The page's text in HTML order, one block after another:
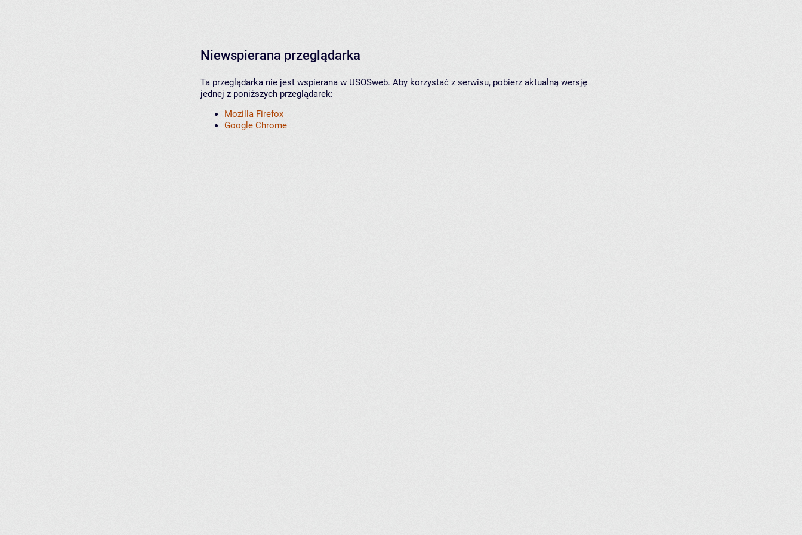
Niewspierana przeglądarka
Ta przeglądarka nie jest wspierana w USOSweb. Aby korzystać z serwisu, pobierz aktualną wersję
jednej z poniższych przeglądarek:
Mozilla Firefox
Google Chrome